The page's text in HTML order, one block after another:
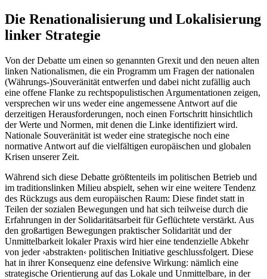
Die Renationalisierung und Lokalisierung
linker Strategie
Von der Debatte um einen so genannten Grexit und den neuen alten
linken Nationalismen, die ein Programm um Fragen der nationalen
(Währungs-)Souveränität entwerfen und dabei nicht zufällig auch
eine offene Flanke zu rechtspopulistischen Argumentationen zeigen,
versprechen wir uns weder eine angemessene Antwort auf die
derzeitigen Herausforderungen, noch einen Fortschritt hinsichtlich
der Werte und Normen, mit denen die Linke identifiziert wird.
Nationale Souveränität ist weder eine strategische noch eine
normative Antwort auf die vielfältigen europäischen und globalen
Krisen unserer Zeit.
Während sich diese Debatte größtenteils im politischen Betrieb und
im traditionslinken Milieu abspielt, sehen wir eine weitere Tendenz
des Rückzugs aus dem europäischen Raum: Diese findet statt in
Teilen der sozialen Bewegungen und hat sich teilweise durch die
Erfahrungen in der Solidaritätsarbeit für Geflüchtete verstärkt. Aus
den großartigen Bewegungen praktischer Solidarität und der
Unmittelbarkeit lokaler Praxis wird hier eine tendenzielle Abkehr
von jeder ›abstrakten‹ politischen Initiative geschlussfolgert. Diese
hat in ihrer Konsequenz eine defensive Wirkung: nämlich eine
strategische Orientierung auf das Lokale und Unmittelbare, in der